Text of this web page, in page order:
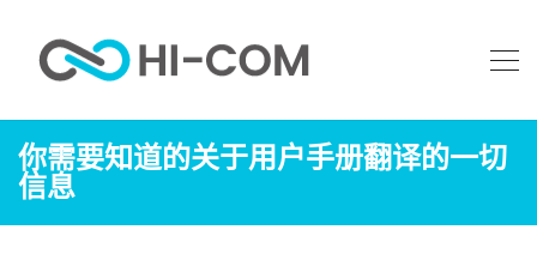
你需要知道的关于用户手册翻译的一切
信息